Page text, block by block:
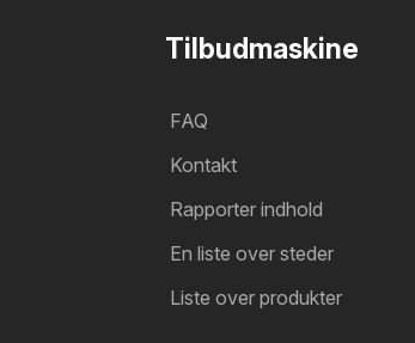
Tilbudmaskine
FAQ
Kontakt
Rapporter indhold
En liste over steder
Liste over produkter